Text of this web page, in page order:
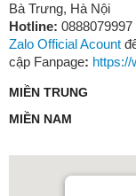
Bà Trưng, Hà Nội
Hotline:
Zalo Official Acount
cập Fanpage: https://
MIỀN TRUNG
MIỀN NAM